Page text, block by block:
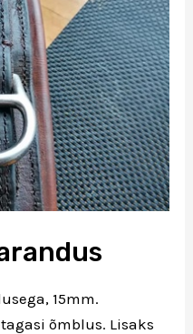
15mm.
õmblus. Lisaks